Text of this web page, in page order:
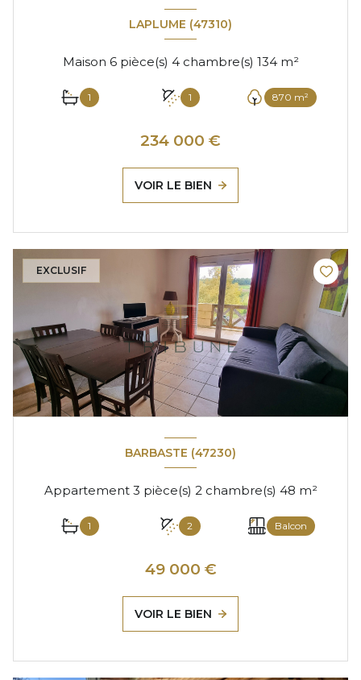
LAPLUME (47310)
Maison 6 pièce(s) 4 chambre(s) 134 m²
1 1 870 m²
234 000 €
VOIR LE BIEN
EXCLUSIF
BARBASTE (47230)
Appartement 3 pièce(s) 2 chambre(s) 48 m²
1 2 Balcon
49 000 €
VOIR LE BIEN